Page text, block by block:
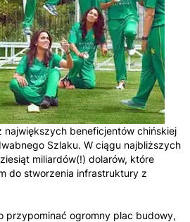
największych beneficjentów chińskiej
Szlaku. W ciągu najbliższych
miliardów(!) dolarów, które
do stworzenia infrastruktury z
przypominać ogromny plac budowy,